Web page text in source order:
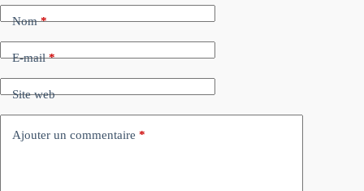
Nom*
E-mail*
Site web
Ajouter un commentaire *